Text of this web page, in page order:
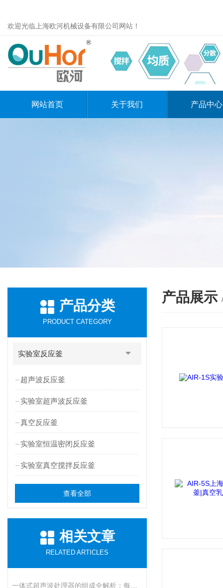
欢迎光临上海欧河机械设备有限公司网站！
网站首页 关于我们 产品中心
产品分类
PRODUCT CATEGORY
实验室反应釜
超声波反应釜
实验室超声波反应釜
真空反应釜
实验室恒温密闭反应釜
实验室真空搅拌反应釜
查看全部
相关文章
RELATED ARTICLES
产品展示